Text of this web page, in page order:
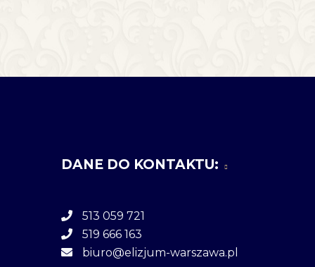
DANE DO KONTAKTU:
513 059 721
519 666 163
biuro@elizjum-warszawa.pl